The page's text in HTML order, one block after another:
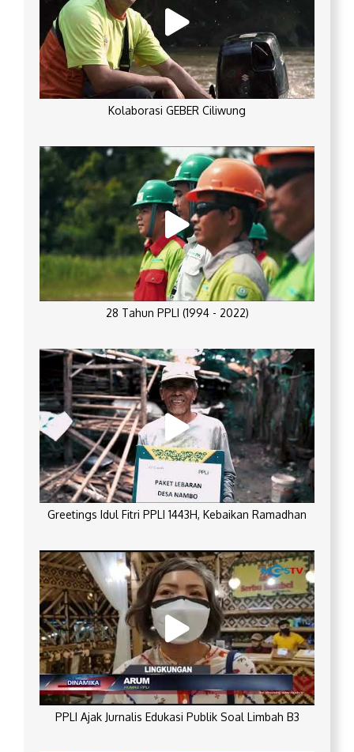
Kolaborasi GEBER Ciliwung
28 Tahun PPLI (1994 - 2022)
Greetings Idul Fitri PPLI 1443H, Kebaikan Ramadhan
PPLI Ajak Jurnalis Edukasi Publik Soal Limbah B3